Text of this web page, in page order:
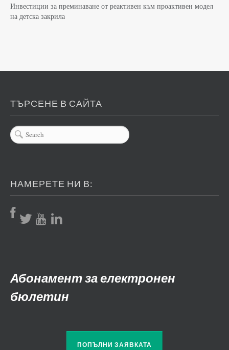
Инвестиции за преминаване от реактивен към проактивен модел
на детска закрила
ТЪРСЕНЕ В САЙТА
НАМЕРЕТЕ НИ В:
Абонамент за електронен
бюлетин
ПОПЪЛНИ ЗАЯВКАТА